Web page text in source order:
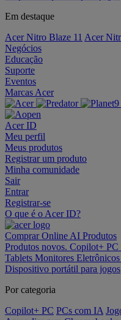
Em destaque
Acer Nitro Blaze 11 Acer
Negócios
Educação
Suporte
Eventos
Marcas Acer
Acer ID
Meu perfil
Meus produtos
Registrar um produto
Minha comunidade
Sair
Entrar
Registrar-se
O que é o Acer ID?
Comprar Online AI Produtos
Produtos novos. Copilot+ PC
Tablets Monitores Eletrônicos
Dispositivo portátil para jogos
Por categoria
Copilot+ PC PCs com IA